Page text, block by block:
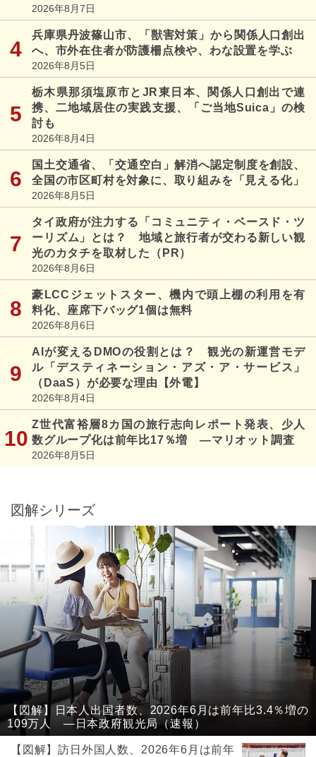
2026年8月7日
兵庫県丹波篠山市、「獣害対策」から関係人口創出
へ、市外在住者が防護柵点検や、わな設置を学ぶ
2026年8月5日
栃木県那須塩原市とJR東日本、関係人口創出で連
携、二地域居住の実践支援、「ご当地Suica」の検
討も
2026年8月4日
国土交通省、「交通空白」解消へ認定制度を創設、
全国の市区町村を対象に、取り組みを「見える化」
2026年8月5日
タイ政府が注力する「コミュニティ・ベースド・ツ
ーリズム」とは？ 地域と旅行者が交わる新しい観
光のカタチを取材した（PR）
2026年8月6日
豪LCCジェットスター、機内で頭上棚の利用を有
料化、座席下バッグ1個は無料
2026年8月6日
AIが変えるDMOの役割とは？ 観光の新運営モデ
ル「デスティネーション・アズ・ア・サービス」
（DaaS）が必要な理由【外電】
2026年8月4日
Z世代富裕層8カ国の旅行志向レポート発表、少人
数グループ化は前年比17％増 ―マリオット調査
2026年8月5日
図解シリーズ
【図解】日本人出国者数、2026年6月は前年比3.4％増の
109万人 ―日本政府観光局（速報）
【図解】訪日外国人数、2026年6月は前年